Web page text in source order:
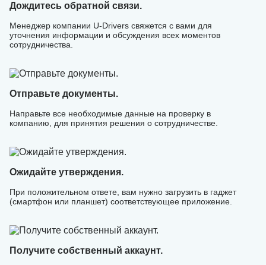
Дождитесь обратной связи.
Менеджер компании U-Drivers свяжется с вами для
уточнения информации и обсуждения всех моментов
сотрудничества.
Отправьте документы.
Направьте все необходимые данные на проверку в
компанию, для принятия решения о сотрудничестве.
Ожидайте утверждения.
При положительном ответе, вам нужно загрузить в гаджет
(смартфон или планшет) соответствующее приложение.
Получите собственный аккаунт.